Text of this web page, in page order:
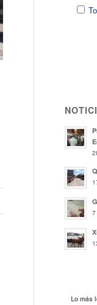
Lo más